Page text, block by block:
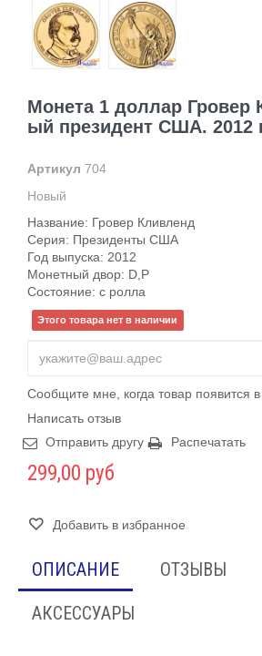
Монета 1 доллар Гровер
ый президент США. 2012
Артикул 704
Новый
Название: Гровер Кливленд
Серия: Президенты США
Год выпуска: 2012
Монетный двор: D,P
Состояние: c ролла
Этого товара нет в наличии
Сообщите мне, когда товар появится
Написать отзыв
Отправить другу
Распечатать
299,00 руб
Добавить в избранное
ОПИСАНИЕ
ОТЗЫВЫ
АКСЕССУАРЫ